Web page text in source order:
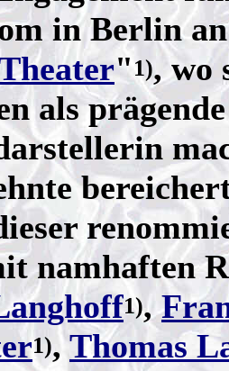
in Berlin
"1), wo
als prägende
namhaften
1),
1),Thomas